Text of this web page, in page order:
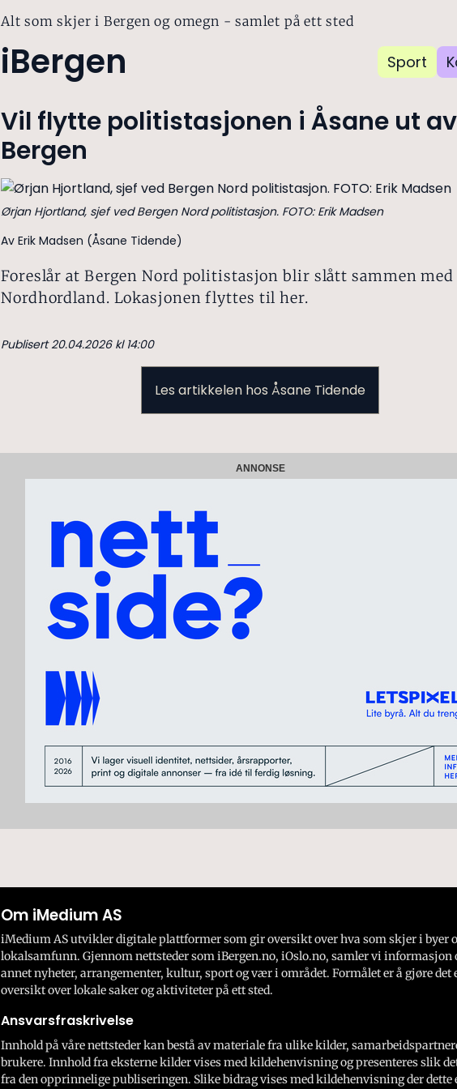
Alt som skjer i Bergen og omegn - samlet på ett sted
iBergen Sport
Vil flytte politistasjonen i Åsane ut av
Bergen
Ørjan Hjortland, sjef ved Bergen Nord politistasjon. FOTO: Erik Madsen
Av Erik Madsen (Åsane Tidende)
Foreslår at Bergen Nord politistasjon blir slått sammen med
Nordhordland. Lokasjonen flyttes til her.
Publisert 20.04.2026 kl 14:00
Les artikkelen hos Åsane Tidende
ANNONSE
Om iMedium AS
iMedium AS utvikler digitale plattformer som gir oversikt over hva som skjer i byer
lokalsamfunn. Gjennom nettsteder som iBergen.no, iOslo.no, samler vi informasjon
annet nyheter, arrangementer, kultur, sport og vær i området. Formålet er å gjøre det
oversikt over lokale saker og aktiviteter på ett sted.
Ansvarsfraskrivelse
Innhold på våre nettsteder kan bestå av materiale fra ulike kilder,
brukere. Innhold fra eksterne kilder vises med kildehenvisning og presenteres slik
fra den opprinnelige publiseringen. Slike bidrag vises med kildehenvisning der dette